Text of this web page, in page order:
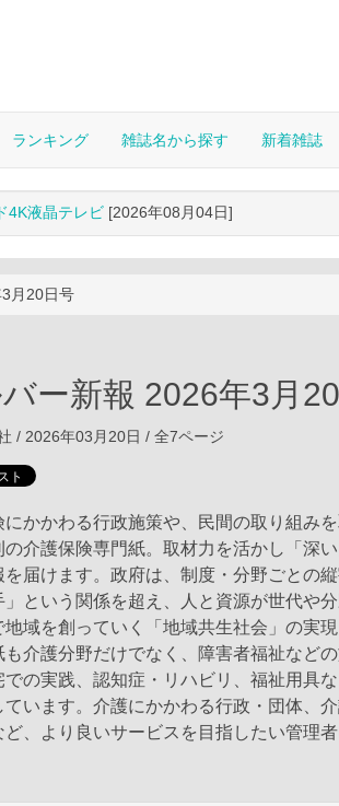
ランキング 雑誌名から探す 新着雑誌
4K液晶テレビ [2026年08月04日]
月20日号
ー新報 2026年3月
/ 2026年03月20日 / 全7ページ
にかかわる行政施策や、民間の取り組み
の介護保険専門紙。取材力を活かし「深
を届けます。政府は、制度・分野ごとの縦
」という関係を超え、人と資源が世代や
地域を創っていく「地域共生社会」の実
も介護分野だけでなく、障害者福祉など
での実践、認知症・リハビリ、福祉用具
ています。介護にかかわる行政・団体、
、より良いサービスを目指したい管理者